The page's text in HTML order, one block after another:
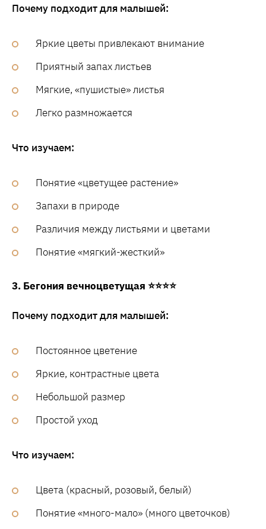
Почему подходит для малышей:
Яркие цветы привлекают внимание
Приятный запах листьев
Мягкие, «пушистые» листья
Легко размножается
Что изучаем:
Понятие «цветущее растение»
Запахи в природе
Различия между листьями и цветами
Понятие «мягкий-жесткий»
3. Бегония вечноцветущая ⭐⭐⭐⭐
Почему подходит для малышей:
Постоянное цветение
Яркие, контрастные цвета
Небольшой размер
Простой уход
Что изучаем:
Цвета (красный, розовый, белый)
Понятие «много-мало» (много цветочков)